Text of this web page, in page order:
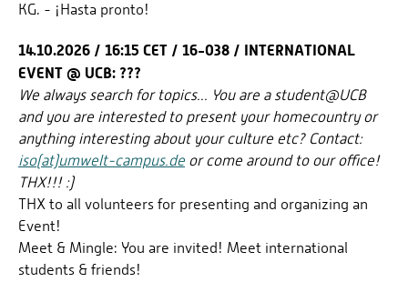
KG. - ¡Hasta pronto!
14.10.2026 / 16:15 CET / 16-038 / INTERNATIONAL
EVENT @ UCB: ???
We always search for topics... You are a student@UCB
and you are interested to present your homecountry or
anything interesting about your culture etc? Contact:
iso(at)umwelt-campus.de or come around to our office!
THX!!! :)
THX to all volunteers for presenting and organizing an
Event!
Meet & Mingle: You are invited! Meet international
students & friends!